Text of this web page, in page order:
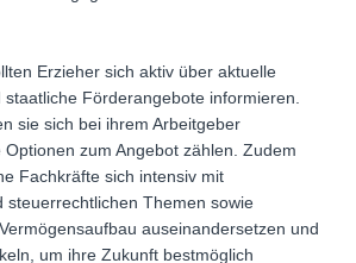
Erzieher sich aktiv über aktuelle
Förderangebote informieren.
sie sich bei ihrem Arbeitgeber
zum Angebot zählen. Zudem
Fachkräfte sich intensiv mit
steuerrechtlichen Themen sowie
auseinandersetzen und
um ihre Zukunft bestmöglich